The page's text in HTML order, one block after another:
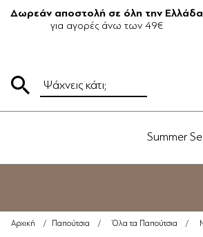
Δωρεάν αποστολή σε όλη την Ελλάδα
για αγορές άνω των 49€
Summer
Αρχική / Παπούτσια / Όλα τα Παπούτσια /